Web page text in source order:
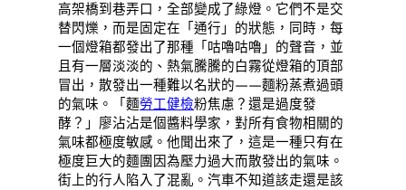
高架橋到巷弄口，全部變成了綠燈。它們不是交
替閃爍，而是固定在「通行」的狀態，同時，每
一個燈箱都發出了那種「咕嚕咕嚕」的聲音，並
且有一層淡淡的、熱氣騰騰的白霧從燈箱的頂部
冒出，散發出一種難以名狀的——麵粉蒸煮過頭
的氣味。「麵勞工健檢粉焦慮？還是過度發
酵？」廖沾沾是個醬料學家，對所有食物相關的
氣味都極度敏感。他聞出來了，這是一種只有在
極度巨大的麵團因為壓力過大而散發出的氣味。
街上的行人陷入了混亂。汽車不知道該走還是該